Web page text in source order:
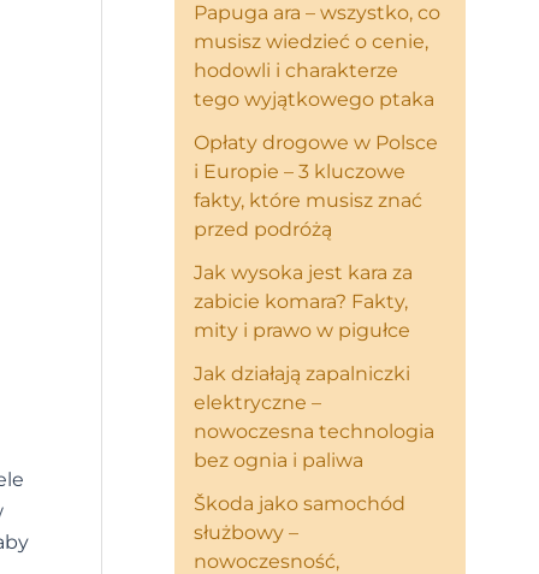
Papuga ara – wszystko, co
musisz wiedzieć o cenie,
hodowli i charakterze
tego wyjątkowego ptaka
Opłaty drogowe w Polsce
i Europie – 3 kluczowe
fakty, które musisz znać
przed podróżą
Jak wysoka jest kara za
zabicie komara? Fakty,
mity i prawo w pigułce
Jak działają zapalniczki
elektryczne –
nowoczesna technologia
bez ognia i paliwa
Škoda jako samochód
służbowy –
nowoczesność,